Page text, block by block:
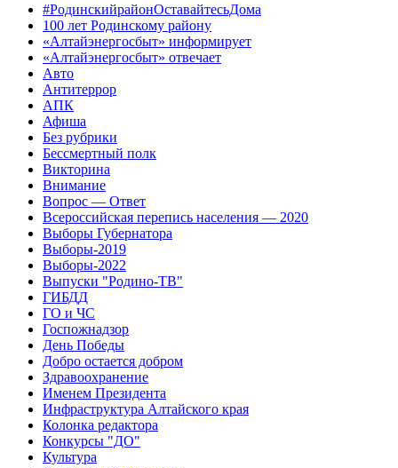
#РодинскийрайонОставайтесьДома
100 лет Родинскому району
«Алтайэнергосбыт» информирует
«Алтайэнергосбыт» отвечает
Авто
Антитеррор
АПК
Афиша
Без рубрики
Бессмертный полк
Викторина
Внимание
Вопрос — Ответ
Всероссийская перепись населения — 2020
Выборы Губернатора
Выборы-2019
Выборы-2022
Выпуски "Родино-ТВ"
ГИБДД
ГО и ЧС
Госпожнадзор
День Победы
Добро остается добром
Здравоохранение
Именем Президента
Инфраструктура Алтайского края
Колонка редактора
Конкурсы "ДО"
Культура